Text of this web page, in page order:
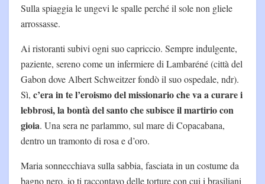
Sulla spiaggia le ungevi le spalle perché il sole non gliele
arrossasse.
Ai ristoranti subivi ogni suo capriccio. Sempre indulgente,
paziente, sereno come un infermiere di Lambaréné (città del
Gabon dove Albert Schweitzer fondò il suo ospedale, ndr).
Sì, c’era in te l’eroismo del missionario che va a curare i
lebbrosi, la bontà del santo che subisce il martirio con
gioia. Una sera ne parlammo, sul mare di Copacabana,
dentro un tramonto di rosa e d’oro.
Maria sonnecchiava sulla sabbia, fasciata in un costume da
bagno nero, io ti raccontavo delle torture con cui i brasiliani